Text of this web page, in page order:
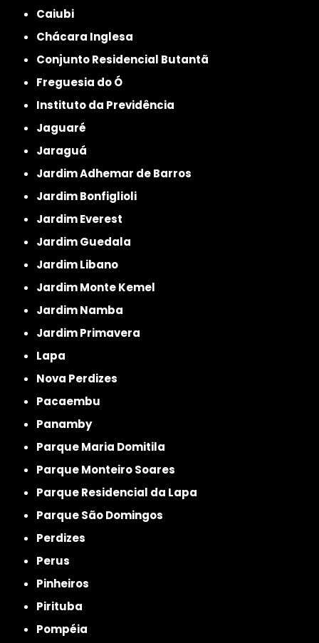
Caiubi
Chácara Inglesa
Conjunto Residencial Butantã
Freguesia do Ó
Instituto da Previdência
Jaguaré
Jaraguá
Jardim Adhemar de Barros
Jardim Bonfiglioli
Jardim Everest
Jardim Guedala
Jardim Libano
Jardim Monte Kemel
Jardim Namba
Jardim Primavera
Lapa
Nova Perdizes
Pacaembu
Panamby
Parque Maria Domitila
Parque Monteiro Soares
Parque Residencial da Lapa
Parque São Domingos
Perdizes
Perus
Pinheiros
Pirituba
Pompéia